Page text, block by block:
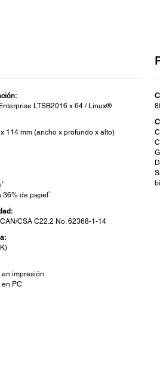
LTSB2016 x 64 / Linux®
114 mm (ancho x profundo x alto)
4
36% de papel 3
CSA C22.2 No. 62368-1-14
impresión
PC